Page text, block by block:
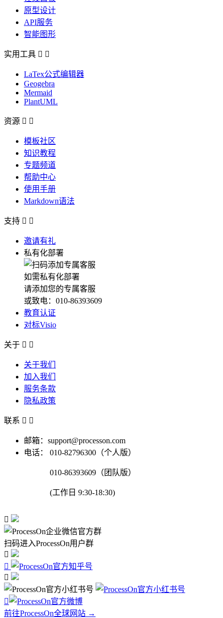
原型设计
API服务
智能图形
实用工具  
LaTex公式编辑器
Geogebra
Mermaid
PlantUML
资源  
模板社区
知识教程
专题频道
帮助中心
使用手册
Markdown语法
支持  
邀请有礼
私有化部署
如需私有化部署
请添加您的专属客服
或致电：010-86393609
教育认证
对标Visio
关于  
关于我们
加入我们
服务条款
隐私政策
联系  
邮箱：support@processon.com
电话：
010-82796300（个人版）
010-86393609（团队版）
(工作日 9:30-18:30)

扫码进入ProcessOn用户群




前往ProcessOn全球网站 →